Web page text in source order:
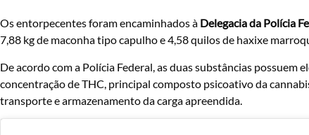
Os entorpecentes foram encaminhados à Delegacia da Polícia
7,88 kg de maconha tipo capulho e 4,58 quilos de haxixe
De acordo com a Polícia Federal, as duas substâncias possuem
concentração de THC, principal composto psicoativo da
transporte e armazenamento da carga apreendida.